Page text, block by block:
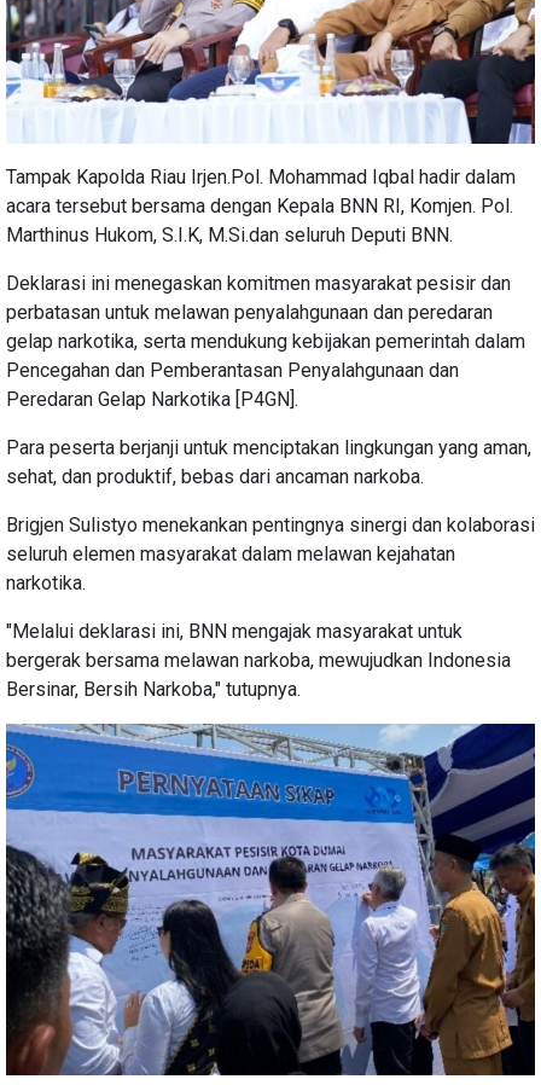
Tampak Kapolda Riau Irjen.Pol. Mohammad Iqbal hadir dalam
acara tersebut bersama dengan Kepala BNN RI, Komjen. Pol.
Marthinus Hukom, S.I.K, M.Si.dan seluruh Deputi BNN.
Deklarasi ini menegaskan komitmen masyarakat pesisir dan
perbatasan untuk melawan penyalahgunaan dan peredaran
gelap narkotika, serta mendukung kebijakan pemerintah dalam
Pencegahan dan Pemberantasan Penyalahgunaan dan
Peredaran Gelap Narkotika [P4GN].
Para peserta berjanji untuk menciptakan lingkungan yang aman,
sehat, dan produktif, bebas dari ancaman narkoba.
Brigjen Sulistyo menekankan pentingnya sinergi dan kolaborasi
seluruh elemen masyarakat dalam melawan kejahatan
narkotika.
"Melalui deklarasi ini, BNN mengajak masyarakat untuk
bergerak bersama melawan narkoba, mewujudkan Indonesia
Bersinar, Bersih Narkoba," tutupnya.